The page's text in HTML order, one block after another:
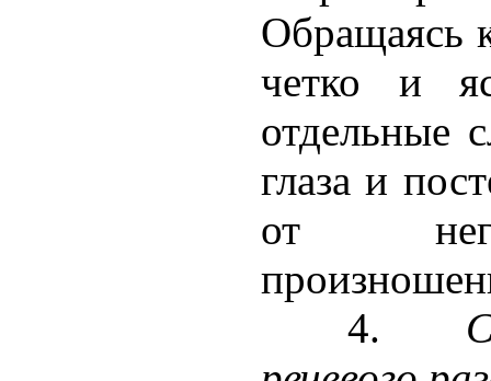
Обращаясь
четко и
отдельные
глаза и
от
4.